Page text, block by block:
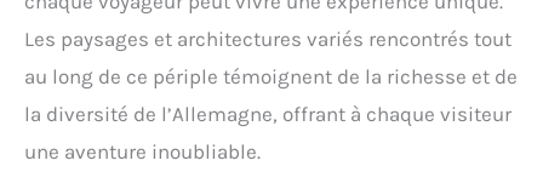
Les paysages et architectures variés rencontrés tout
au long de ce périple témoignent de la richesse et de
la diversité de l’Allemagne, offrant à chaque visiteur
une aventure inoubliable.